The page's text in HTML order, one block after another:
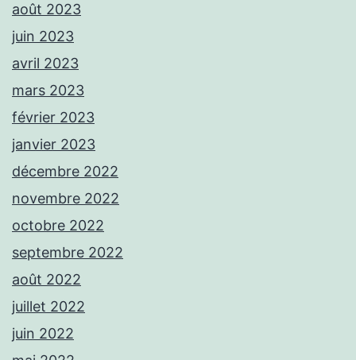
août 2023
juin 2023
avril 2023
mars 2023
février 2023
janvier 2023
décembre 2022
novembre 2022
octobre 2022
septembre 2022
août 2022
juillet 2022
juin 2022